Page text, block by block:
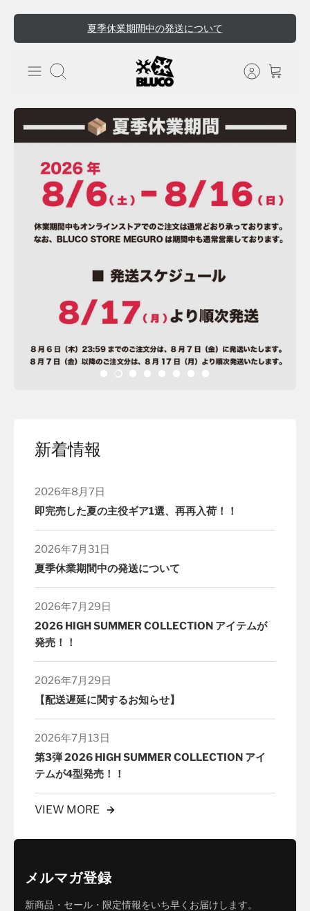
夏季休業期間中の発送について
検索
新着情報
2026年8月7日
即完売した夏の主役ギア1選、再再入荷！！
2026年7月31日
夏季休業期間中の発送について
2026年7月29日
2026 HIGH SUMMER COLLECTION アイテムが
発売！！
2026年7月29日
【配送遅延に関するお知らせ】
2026年7月13日
第3弾 2026 HIGH SUMMER COLLECTION アイ
テムが4型発売！！
VIEW MORE
メルマガ登録
新商品・セール・限定情報をいち早くお届けします。